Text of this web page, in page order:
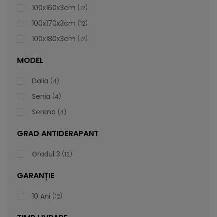
Cădiță De Duș Dalia, Gri, Cu Sifon Inclus
100x160x3cm 12
100x170x3cm 12
100x180x3cm 12
MODEL
Dalia 4
Senia 4
Serena 4
GRAD ANTIDERAPANT
Gradul 3 12
GARANȚIE
10 Ani 12